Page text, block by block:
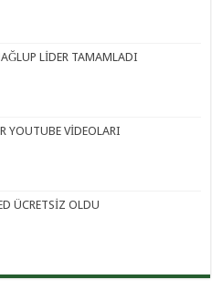
LİDER TAMAMLADI
YOUTUBE VİDEOLARI
ÜCRETSİZ OLDU